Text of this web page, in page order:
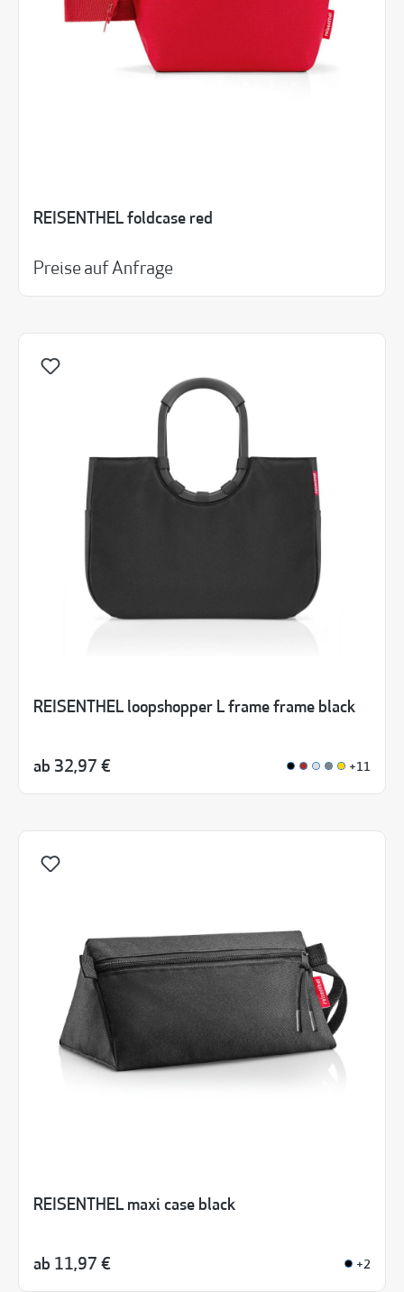
REISENTHEL foldcase red
Preise auf Anfrage
REISENTHEL loopshopper L frame frame black
ab 32,97 € +11
REISENTHEL maxi case black
ab 11,97 € +2